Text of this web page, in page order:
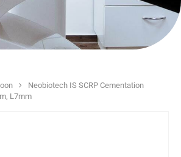
Neobiotech IS SCRP Cementation
L7mm